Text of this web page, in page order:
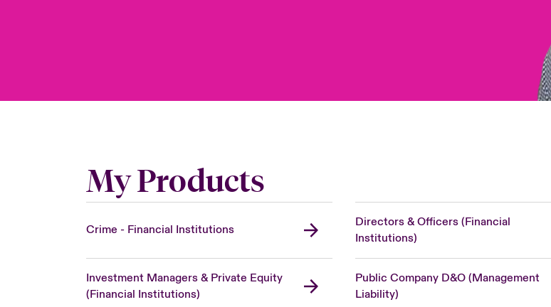
My Products
Crime - Financial Institutions
Directors & Officers (Financial
Institutions)
Investment Managers & Private Equity
(Financial Institutions)
Public Company D&O (Management
Liability)